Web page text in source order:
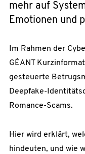
mehr auf
Emotionen und
Im Rahmen der
GÉANT
gesteuerte
Deepfake-
Romance-Scams.
Hier wird erklärt,
hindeuten, und wie